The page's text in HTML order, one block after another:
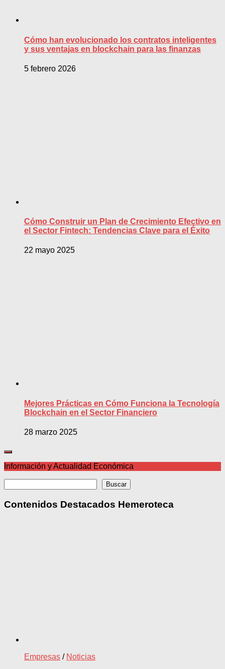
Cómo han evolucionado los contratos inteligentes
y sus ventajas en blockchain para las finanzas
5 febrero 2026
Cómo Construir un Plan de Crecimiento Efectivo en
el Sector Fintech: Tendencias Clave para el Éxito
22 mayo 2025
Mejores Prácticas en Cómo Funciona la Tecnología
Blockchain en el Sector Financiero
28 marzo 2025
Información y Actualidad Económica
Buscar
Contenidos Destacados Hemeroteca
Empresas / Noticias